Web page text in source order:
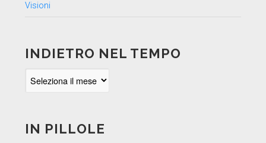
Visioni
INDIETRO NEL TEMPO
IN PILLOLE